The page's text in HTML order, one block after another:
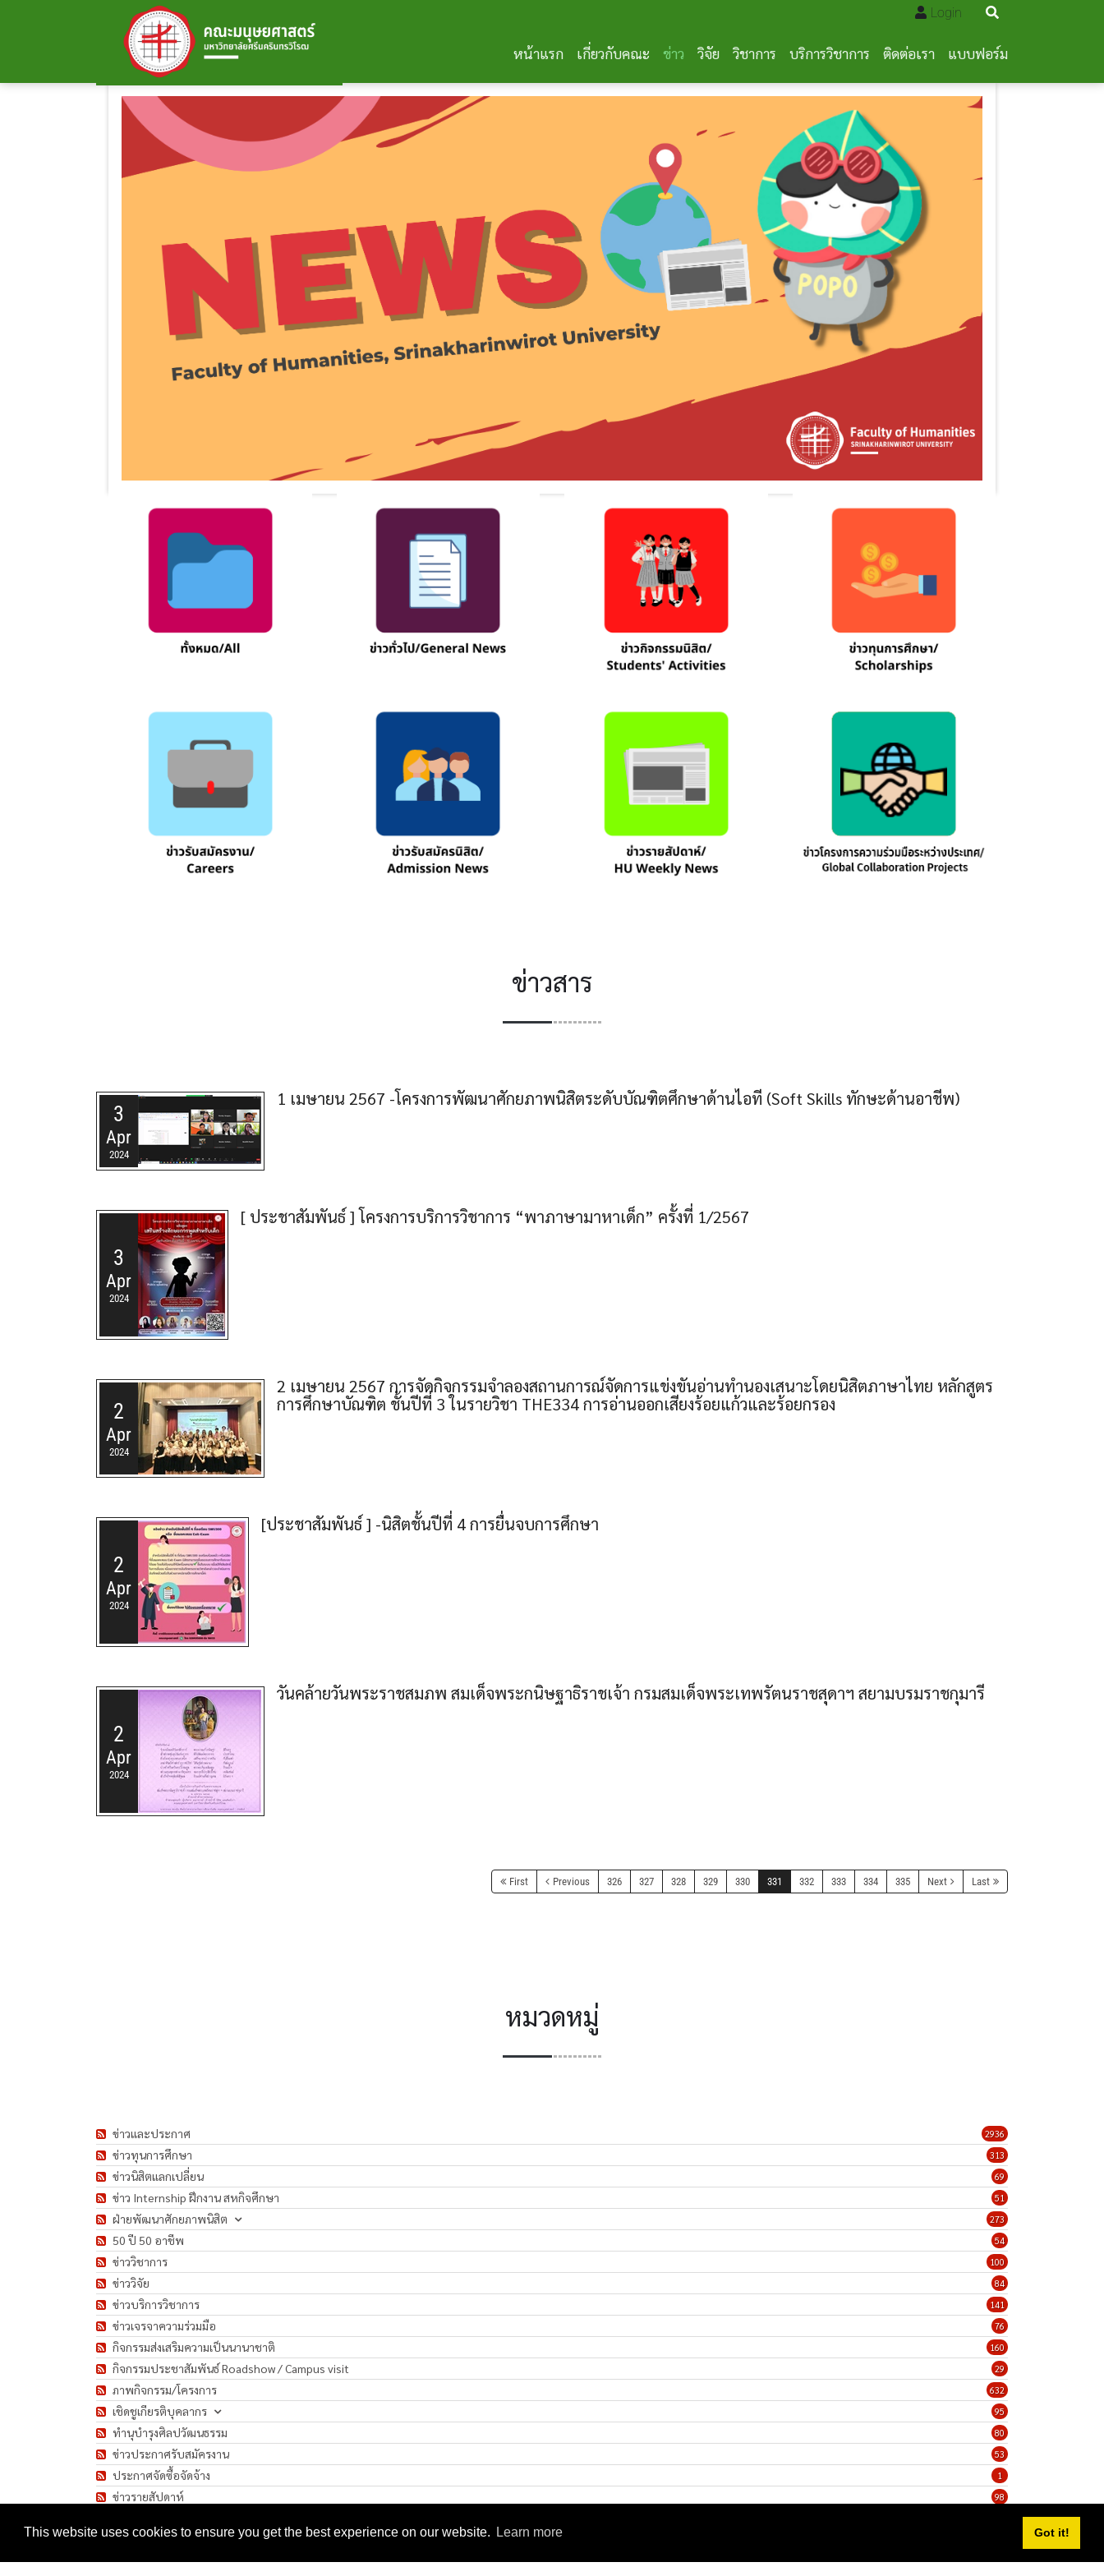
This website uses cookies to ensure you get the best experience on our website. Learn more Got it!
Login
หน้าแรก เกี่ยวกับคณะ ข่าว วิจัย วิชาการ บริการวิชาการ ติดต่อเรา แบบฟอร์ม
ข่าวสาร
3
Apr
2024
1 เมษายน 2567 -โครงการพัฒนาศักยภาพนิสิตระดับบัณฑิตศึกษาด้านไอที (Soft Skills ทักษะด้านอาชีพ)
3
Apr
2024
[ ประชาสัมพันธ์ ] โครงการบริการวิชาการ “พาภาษามาหาเด็ก” ครั้งที่ 1/2567
2
Apr
2024
2 เมษายน 2567 การจัดกิจกรรมจำลองสถานการณ์จัดการแข่งขันอ่านทำนองเสนาะโดยนิสิตภาษาไทย หลักสูตร
การศึกษาบัณฑิต ชั้นปีที่ 3 ในรายวิชา THE334 การอ่านออกเสียงร้อยแก้วและร้อยกรอง
2
Apr
2024
[ประชาสัมพันธ์ ] -นิสิตชั้นปีที่ 4 การยื่นจบการศึกษา
2
Apr
2024
วันคล้ายวันพระราชสมภพ สมเด็จพระกนิษฐาธิราชเจ้า กรมสมเด็จพระเทพรัตนราชสุดาฯ สยามบรมราชกุมารี
First Previous 326 327 328 329 330 331 332 333 334 335 Next Last
หมวดหมู่
2936
ข่าวและประกาศ
313
ข่าวทุนการศึกษา
69
ข่าวนิสิตแลกเปลี่ยน
51
ข่าว Internship ฝึกงาน สหกิจศึกษา
273
ฝ่ายพัฒนาศักยภาพนิสิต
54
50 ปี 50 อาชีพ
100
ข่าววิชาการ
84
ข่าววิจัย
141
ข่าวบริการวิชาการ
76
ข่าวเจรจาความร่วมมือ
160
กิจกรรมส่งเสริมความเป็นนานาชาติ
29
กิจกรรมประชาสัมพันธ์ Roadshow / Campus visit
632
ภาพกิจกรรม/โครงการ
95
เชิดชูเกียรติบุคลากร
80
ทำนุบำรุงศิลปวัฒนธรรม
53
ข่าวประกาศรับสมัครงาน
1
ประกาศจัดซื้อจัดจ้าง
98
ข่าวรายสัปดาห์